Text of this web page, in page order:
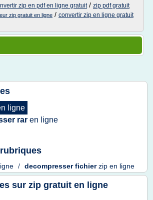
zip en pdf en ligne gratuit/ zip pdf gratuit
zip gratuit en ligne / convertir zip en ligne gratuit
ligne
rar en ligne
/ decompresser fichierzip en ligne
sur zip gratuit en ligne